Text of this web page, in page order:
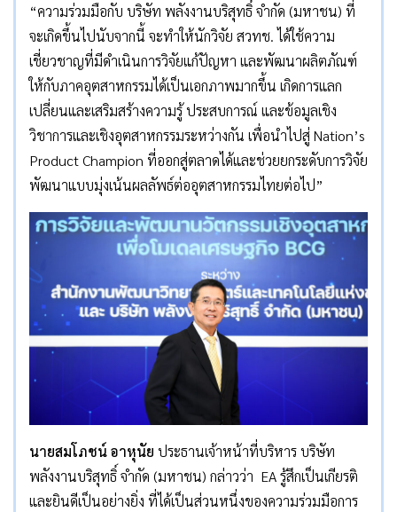
“ความร่วมมือกับ บริษัท พลังงานบริสุทธิ์ จำกัด (มหาชน) ที่
จะเกิดขึ้นไปนับจากนี้ จะทำให้นักวิจัย สวทช. ได้ใช้ความ
เชี่ยวชาญที่มีดำเนินการวิจัยแก้ปัญหา และพัฒนาผลิตภัณฑ์
ให้กับภาคอุตสาหกรรมได้เป็นเอกภาพมากขึ้น เกิดการแลก
เปลี่ยนและเสริมสร้างความรู้ ประสบการณ์ และข้อมูลเชิง
วิชาการและเชิงอุตสาหกรรมระหว่างกัน เพื่อนำไปสู่ Nation’s
Product Champion ที่ออกสู่ตลาดได้และช่วยยกระดับการวิจัย
พัฒนาแบบมุ่งเน้นผลลัพธ์ต่ออุตสาหกรรมไทยต่อไป”
นายสมโภชน์ อาหุนัย ประธานเจ้าหน้าที่บริหาร บริษัท
พลังงานบริสุทธิ์ จำกัด (มหาชน) กล่าวว่า EA รู้สึกเป็นเกียรติ
และยินดีเป็นอย่างยิ่ง ที่ได้เป็นส่วนหนึ่งของความร่วมมือการ